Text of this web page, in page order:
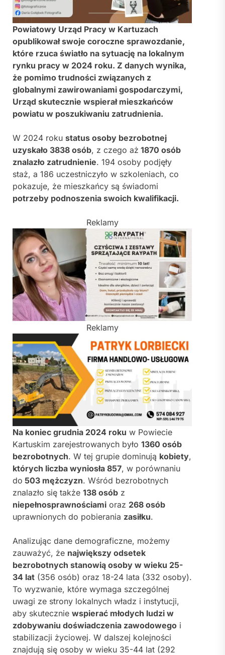
Powiatowy Urząd Pracy w Kartuzach
opublikował swoje coroczne sprawozdanie,
które rzuca światło na sytuację na lokalnym
rynku pracy w 2024 roku. Z danych wynika,
że pomimo trudności związanych z
globalnymi zawirowaniami gospodarczymi,
Urząd skutecznie wspierał mieszkańców
powiatu w poszukiwaniu zatrudnienia.
W 2024 roku status osoby bezrobotnej
uzyskało 3838 osób, z czego aż 1870 osób
znalazło zatrudnienie. 194 osoby podjęły
staż, a 186 uczestniczyło w szkoleniach, co
pokazuje, że mieszkańcy są świadomi
potrzeby podnoszenia swoich kwalifikacji.
Reklamy
Reklamy
Na koniec grudnia 2024 roku w Powiecie
Kartuskim zarejestrowanych było 1360 osób
bezrobotnych. W tej grupie dominują kobiety,
których liczba wyniosła 857, w porównaniu
do 503 mężczyzn. Wśród bezrobotnych
znalazło się także 138 osób z
niepełnosprawnościami oraz 268 osób
uprawnionych do pobierania zasiłku.
Analizując dane demograficzne, możemy
zauważyć, że największy odsetek
bezrobotnych stanowią osoby w wieku 25-
34 lat (356 osób) oraz 18-24 lata (332 osoby).
To wyzwanie, które wymaga szczególnej
uwagi ze strony lokalnych władz i instytucji,
aby skutecznie wspierać młodych ludzi w
zdobywaniu doświadczenia zawodowego i
stabilizacji życiowej. W dalszej kolejności
znajdują się osoby w wieku 35-44 lat (292